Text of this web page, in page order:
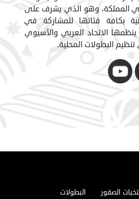
في المملكة، وهو الذي يشرف على
بكافة فئاتها للمشاركة في
ينظمها الاتحاد العربي والآسيوي
البطولات المحلية.
الصقور البطولات